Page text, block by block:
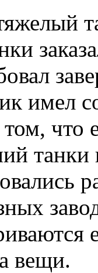
имел
том,
танки
вещи.